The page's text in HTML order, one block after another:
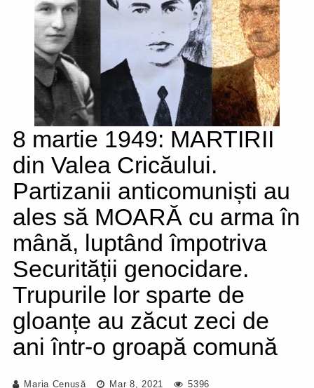
8 martie 1949: MARTIRII
din Valea Cricăului.
Partizanii anticomuniști au
ales să MOARĂ cu arma în
mână, luptând împotriva
Securității genocidare.
Trupurile lor sparte de
gloanțe au zăcut zeci de
ani într-o groapă comună
Maria Cenușă Mar 8, 2021 5396